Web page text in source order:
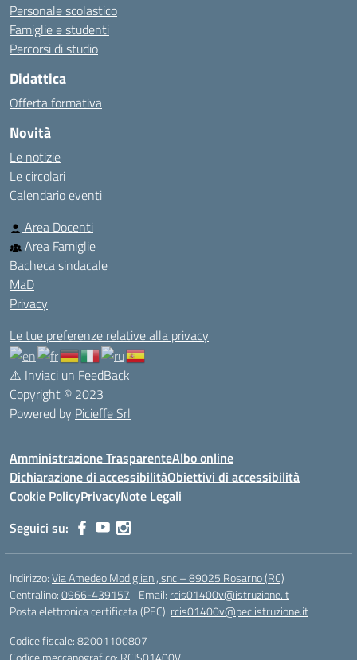
Personale scolastico
Famiglie e studenti
Percorsi di studio
Didattica
Offerta formativa
Novità
Le notizie
Le circolari
Calendario eventi
Area Docenti
Area Famiglie
Bacheca sindacale
MaD
Privacy
Le tue preferenze relative alla privacy
⚠️ Inviaci un FeedBack
Copyright © 2023
Powered by Picieffe Srl
Amministrazione TrasparenteAlbo online
Dichiarazione di accessibilitàObiettivi di accessibilità
Cookie PolicyPrivacyNote Legali
Seguici su:
Indirizzo:Via Amedeo Modigliani, snc – 89025 Rosarno (RC)
Centralino:0966-439157 Email: rcis01400v@istruzione.it
Posta elettronica certificata (PEC): rcis01400v@pec.istruzione.it
Codice fiscale: 82001100807